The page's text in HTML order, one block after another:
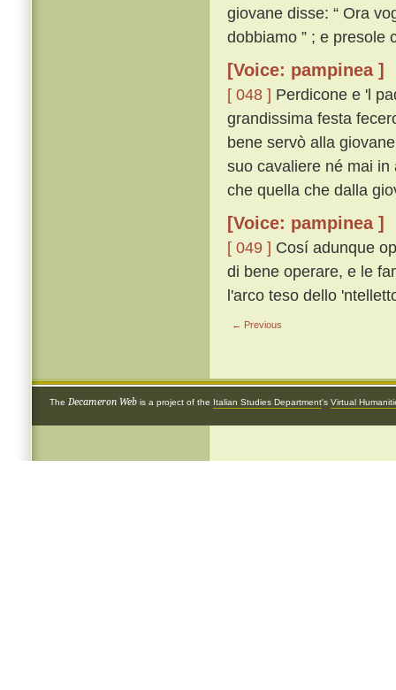
giovane disse: “ Ora
dobbiamo ” ; e presole
[Voice: pampinea ]
[ 048 ] Perdicone e 'l
grandissima festa
bene servò alla
suo cavaliere né mai
che quella che dalla
[Voice: pampinea ]
[ 049 ] Cosí adunque
di bene operare, e le
l'arco teso dello
← Previous
The Decameron Web is a project of the Italian Studies Department's Virtual